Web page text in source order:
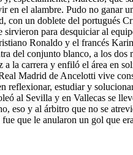
en el alambre. Pudo no ganar
con un doblete del portugués
sirvieron para desquiciar al
Ronaldo y el francés
del conjunto blanco, a los
la carrera y enfiló el área en
Madrid de Ancelotti vive
reflexionar, estudiar y
al Sevilla y en Vallecas se
eso y al árbitro que no se
que le anularon un gol que